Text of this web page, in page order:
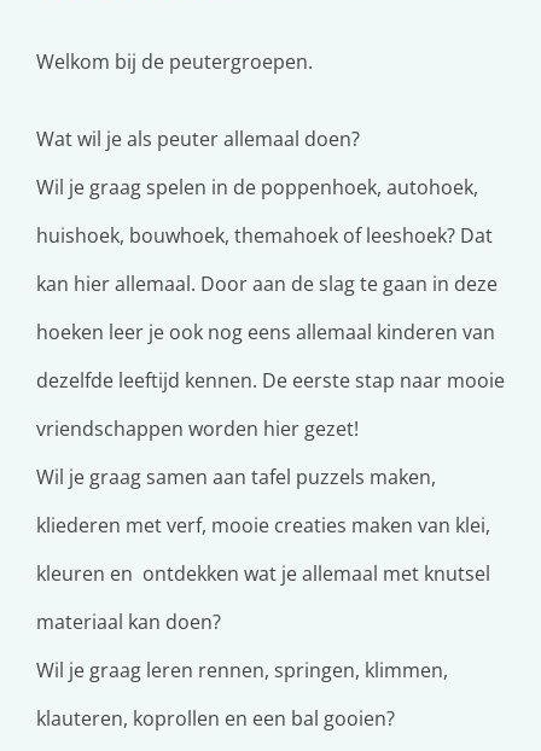
Welkom bij de peutergroepen.
Wat wil je als peuter allemaal doen?
Wil je graag spelen in de poppenhoek, autohoek,
huishoek, bouwhoek, themahoek of leeshoek? Dat
kan hier allemaal. Door aan de slag te gaan in deze
hoeken leer je ook nog eens allemaal kinderen van
dezelfde leeftijd kennen. De eerste stap naar mooie
vriendschappen worden hier gezet!
Wil je graag samen aan tafel puzzels maken,
kliederen met verf, mooie creaties maken van klei,
kleuren en ontdekken wat je allemaal met knutsel
materiaal kan doen?
Wil je graag leren rennen, springen, klimmen,
klauteren, koprollen en een bal gooien?